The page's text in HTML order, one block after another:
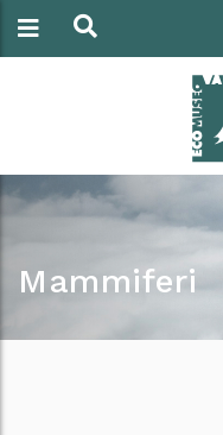
Mammiferi